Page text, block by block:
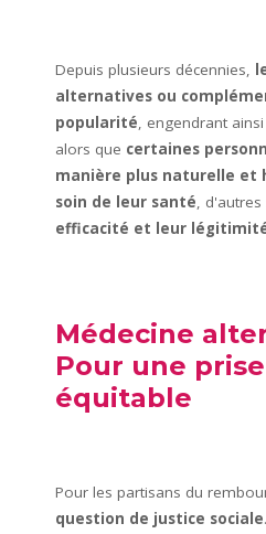
Depuis plusieurs décennies,
alternatives ou
popularité, engendrant
alors que certaines
manière plus naturelle et
soin de leur santé,
efficacité et leur
Médecine
Pour une
équitable
Pour les partisans du
question de justice sociale